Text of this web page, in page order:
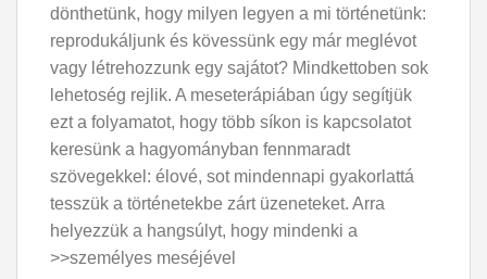
dönthetünk, hogy milyen legyen a mi történetünk:
reprodukáljunk és kövessünk egy már meglévot
vagy létrehozzunk egy sajátot? Mindkettoben sok
lehetoség rejlik. A meseterápiában úgy segítjük
ezt a folyamatot, hogy több síkon is kapcsolatot
keresünk a hagyományban fennmaradt
szövegekkel: élové, sot mindennapi gyakorlattá
tesszük a történetekbe zárt üzeneteket. Arra
helyezzük a hangsúlyt, hogy mindenki a
>>személyes meséjével